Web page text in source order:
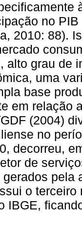
no
2010: 88).
alto grau de
uma
base
em relação
(2004)
no
decorreu,
de
pela
o terceiro
IBGE,